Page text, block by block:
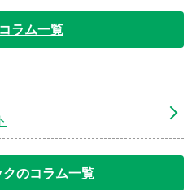
ラム一覧
クのコラム一覧